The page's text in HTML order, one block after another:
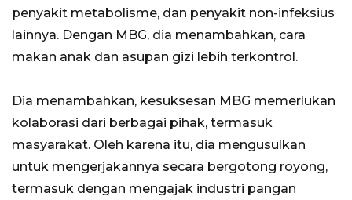
penyakit metabolisme, dan penyakit non-infeksius
lainnya. Dengan MBG, dia menambahkan, cara
makan anak dan asupan gizi lebih terkontrol.
Dia menambahkan, kesuksesan MBG memerlukan
kolaborasi dari berbagai pihak, termasuk
masyarakat. Oleh karena itu, dia mengusulkan
untuk mengerjakannya secara bergotong royong,
termasuk dengan mengajak industri pangan